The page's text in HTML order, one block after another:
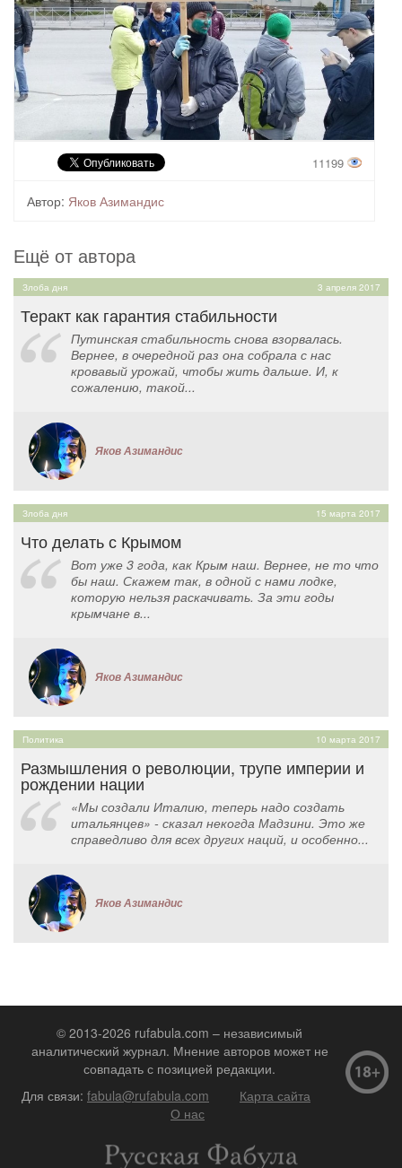
11199
Автор: Яков Азимандис
Ещё от автора
Злоба дня 3 апреля 2017
Теракт как гарантия стабильности
Путинская стабильность снова взорвалась.
Вернее, в очередной раз она собрала с нас
кровавый урожай, чтобы жить дальше. И, к
сожалению, такой...
Яков Азимандис
Злоба дня 15 марта 2017
Что делать с Крымом
Вот уже 3 года, как Крым наш. Вернее, не то что
бы наш. Скажем так, в одной с нами лодке,
которую нельзя раскачивать. За эти годы
крымчане в...
Яков Азимандис
Политика 10 марта 2017
Размышления о революции, трупе империи и
рождении нации
«Мы создали Италию, теперь надо создать
итальянцев» - сказал некогда Мадзини. Это же
справедливо для всех других наций, и особенно...
Яков Азимандис
© 2013-2026 rufabula.com – независимый
аналитический журнал. Мнение авторов может не
совпадать с позицией редакции.
Для связи: fabula@rufabula.com
Карта сайта
О нас